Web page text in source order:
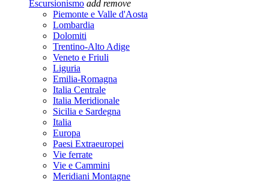
Escursionismo add remove
Piemonte e Valle d'Aosta
Lombardia
Dolomiti
Trentino-Alto Adige
Veneto e Friuli
Liguria
Emilia-Romagna
Italia Centrale
Italia Meridionale
Sicilia e Sardegna
Italia
Europa
Paesi Extraeuropei
Vie ferrate
Vie e Cammini
Meridiani Montagne